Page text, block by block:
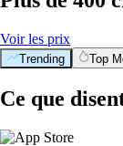
Voir les prix
Trending Top
Ce que